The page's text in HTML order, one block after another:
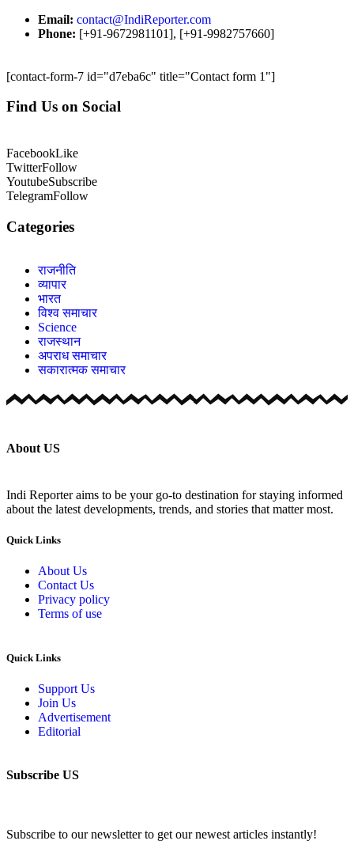
Email: contact@IndiReporter.com
Phone: [+91-9672981101], [+91-9982757660]
[contact-form-7 id="d7eba6c" title="Contact form 1"]
Find Us on Social
FacebookLike
TwitterFollow
YoutubeSubscribe
TelegramFollow
Categories
राजनीति
व्यापार
भारत
विश्व समाचार
Science
राजस्थान
अपराध समाचार
सकारात्मक समाचार
About US
Indi Reporter aims to be your go-to destination for staying informed
about the latest developments, trends, and stories that matter most.
Quick Links
About Us
Contact Us
Privacy policy
Terms of use
Quick Links
Support Us
Join Us
Advertisement
Editorial
Subscribe US
Subscribe to our newsletter to get our newest articles instantly!